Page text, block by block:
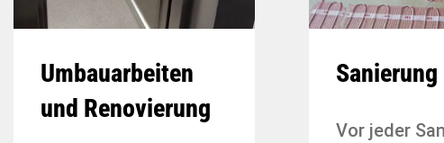
Umbauarbeiten
und Renovierung
Sanierung
Vor jeder